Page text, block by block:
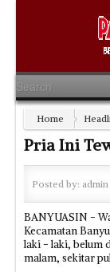
Home
Pria Ini
Posted by: admin
BANYUASIN -
Kecamatan
laki - laki, belum
malam, sekitar